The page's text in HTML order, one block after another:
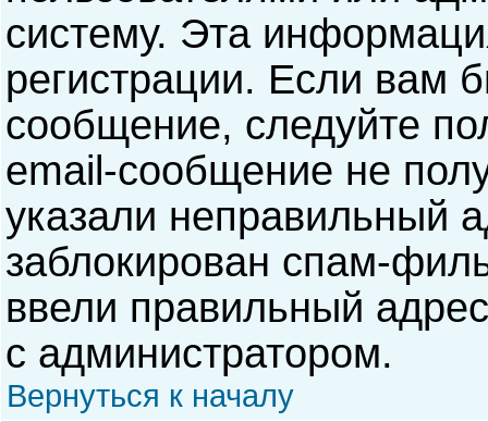
систему. Эта
регистрации. Если вам
сообщение, следуйте
email-сообщение не
указали неправильный
заблокирован спам-
ввели правильный
с администратором.
Вернуться к началу